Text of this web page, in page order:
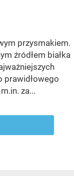
przysmakiem.
źródłem białka
prawidłowego
za...